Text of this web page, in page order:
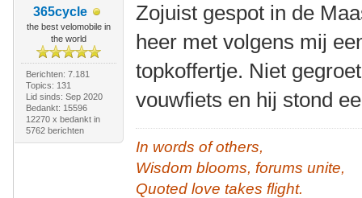
365cycle
the best velomobile in
the world
Berichten: 7.181
Topics: 131
Lid sinds: Sep 2020
Bedankt: 15596
12270 x bedankt in
5762 berichten
Zojuist gespot in de
heer met volgens mij
topkoffertje. Niet
vouwfiets en hij stond
In words of others,
Wisdom blooms, forums unite,
Quoted love takes flight.